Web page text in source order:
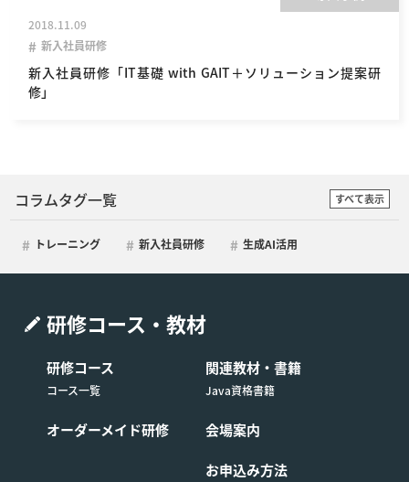
2018.11.09
新入社員研修
新入社員研修「IT基礎 with GAIT＋ソリューション提案研
修」
コラムタグ一覧 すべて表示
トレーニング 新入社員研修 生成AI活用
研修コース・教材
研修コース
コース一覧
オーダーメイド研修
関連教材・書籍
Java資格書籍
会場案内
お申込み方法